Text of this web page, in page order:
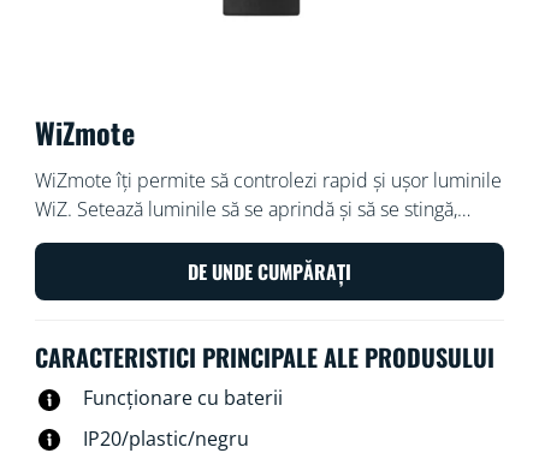
WiZmote
WiZmote îți permite să controlezi rapid și ușor luminile
WiZ. Setează luminile să se aprindă și să se stingă,
reglează luminozitatea, treci la lumina de noapte și
alege dintre 4 moduri de iluminare preferate printr-o
simplă apăsare de buton. Funcționează cu toate
luminile din încăpere. Are o rază mare de control, de
rețeaua Wi-Fi este deconectată.
DE UNDE CUMPĂRAȚI
CARACTERISTICI PRINCIPALE ALE PRODUSULUI
Funcționare cu baterii
IP20/plastic/negru